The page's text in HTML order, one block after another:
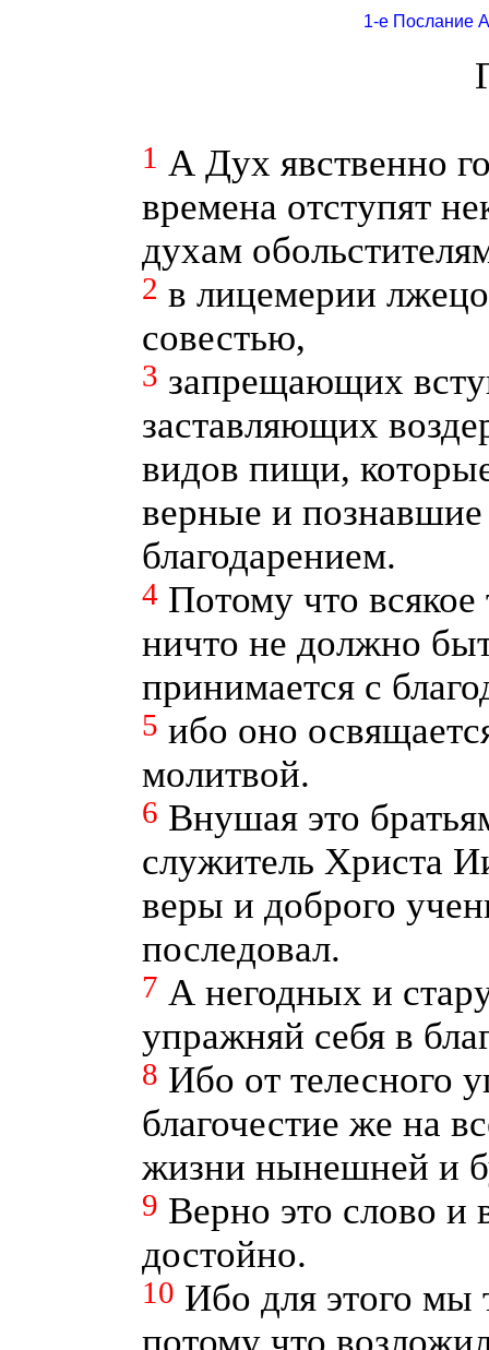
1-е Послание
1 А Дух явственно
времена отступят
духам
2 в лицемерии
совестью,
3 запрещающих
заставляющих
видов пищи,
верные и
благодарением.
4 Потому что
ничто не должно
принимается с
5 ибо оно
молитвой.
6 Внушая это
служитель Христа
веры и доброго
последовал.
7 А негодных и
упражняй себя в
8 Ибо от телесного
благочестие же на
жизни нынешней и
9 Верно это слово и
достойно.
10 Ибо для этого мы